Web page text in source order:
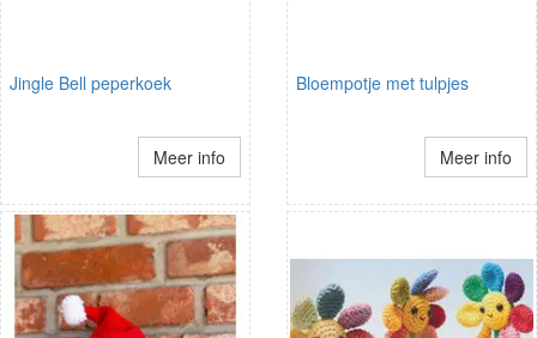
Jingle Bell peperkoek
Meer info
Bloempotje met tulpjes
Meer info